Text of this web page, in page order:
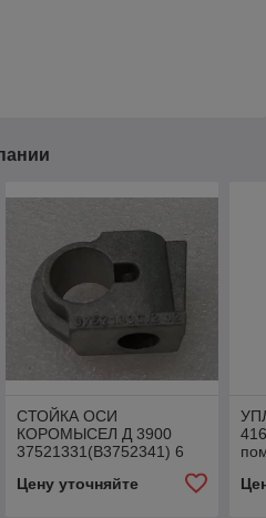
СТОЙКА ОСИ
КОРОМЫСЕЛ Д 3900
37521331(В3752341) 6
Цену уточняйте